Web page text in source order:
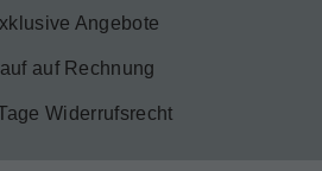
Angebote
auf Rechnung
Widerrufsrecht